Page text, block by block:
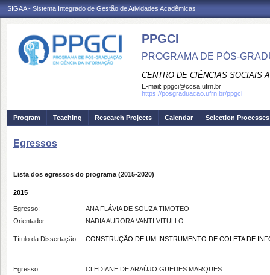
SIGAA - Sistema Integrado de Gestão de Atividades Acadêmicas
PPGCI
PROGRAMA DE PÓS-
CENTRO DE CIÊNCIAS SOCIAIS
E-mail: ppgci@ccsa.ufrn.br
https://posgraduacao.ufrn.br/ppgci
Program Teaching Research Projects Calendar Selection Processes
Egressos
Lista dos egressos do programa (2015-2020)
2015
Egresso:
ANA FLÁVIA DE SOUZA TIMOTEO
Orientador:
NADIA AURORA VANTI VITULLO
Título da Dissertação: CONSTRUÇÃO DE UM INSTRUMENTO DE COLETA DE
Egresso:
CLEDIANE DE ARAÚJO GUEDES MARQUES